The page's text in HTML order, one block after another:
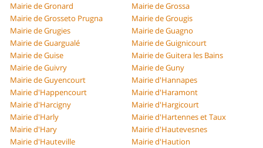
Mairie de Gronard
Mairie de Grossa
Mairie de Grosseto Prugna
Mairie de Grougis
Mairie de Grugies
Mairie de Guagno
Mairie de Guargualé
Mairie de Guignicourt
Mairie de Guise
Mairie de Guitera les Bains
Mairie de Guivry
Mairie de Guny
Mairie de Guyencourt
Mairie d'Hannapes
Mairie d'Happencourt
Mairie d'Haramont
Mairie d'Harcigny
Mairie d'Hargicourt
Mairie d'Harly
Mairie d'Hartennes et Taux
Mairie d'Hary
Mairie d'Hautevesnes
Mairie d'Hauteville
Mairie d'Haution